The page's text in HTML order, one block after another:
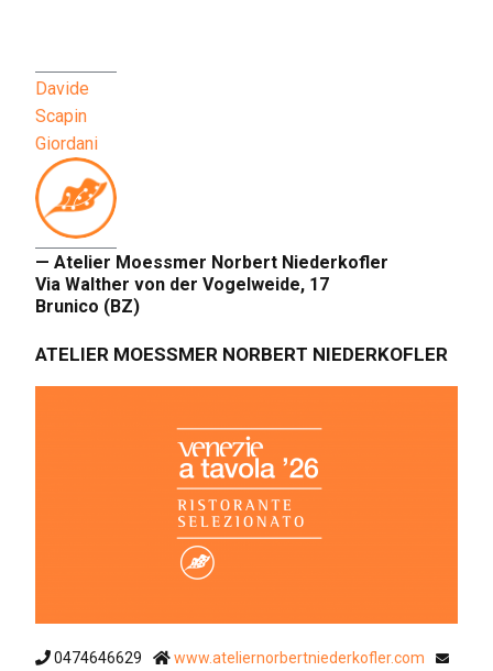
Davide
Scapin
Giordani
— Atelier Moessmer Norbert Niederkofler
Via Walther von der Vogelweide, 17
Brunico (BZ)
ATELIER MOESSMER NORBERT NIEDERKOFLER
0474646629
www.ateliernorbertniederkofler.com